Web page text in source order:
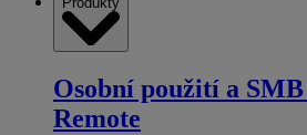
Osobní použití a SMB
Remote